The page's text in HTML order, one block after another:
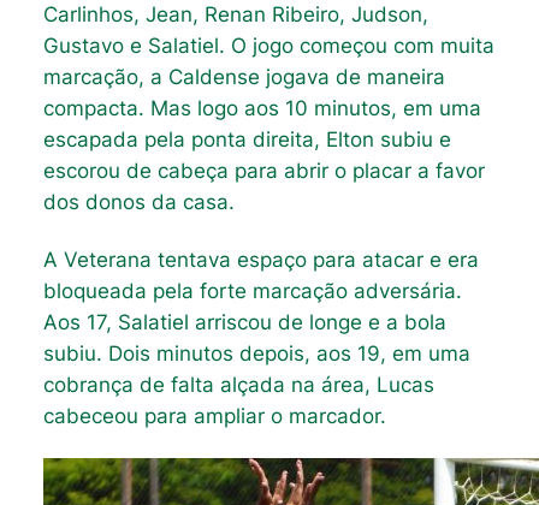
Carlinhos, Jean, Renan Ribeiro, Judson,
Gustavo e Salatiel. O jogo começou com muita
marcação, a Caldense jogava de maneira
compacta. Mas logo aos 10 minutos, em uma
escapada pela ponta direita, Elton subiu e
escorou de cabeça para abrir o placar a favor
dos donos da casa.
A Veterana tentava espaço para atacar e era
bloqueada pela forte marcação adversária.
Aos 17, Salatiel arriscou de longe e a bola
subiu. Dois minutos depois, aos 19, em uma
cobrança de falta alçada na área, Lucas
cabeceou para ampliar o marcador.